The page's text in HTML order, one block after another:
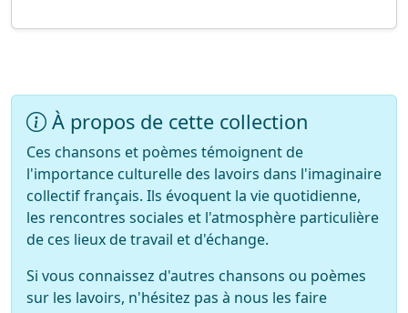
À propos de cette collection
Ces chansons et poèmes témoignent de
l'importance culturelle des lavoirs dans l'imaginaire
collectif français. Ils évoquent la vie quotidienne,
les rencontres sociales et l'atmosphère particulière
de ces lieux de travail et d'échange.
Si vous connaissez d'autres chansons ou poèmes
sur les lavoirs, n'hésitez pas à nous les faire